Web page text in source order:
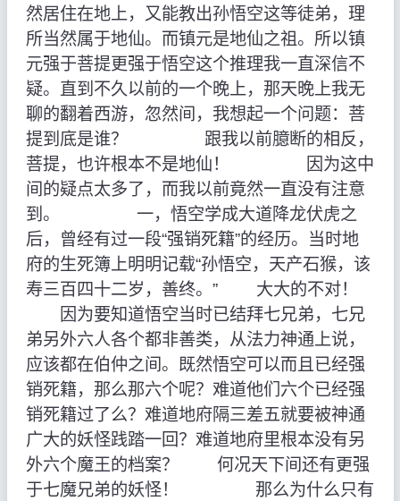
然居住在地上，又能教出孙悟空这等徒弟，理
所当然属于地仙。而镇元是地仙之祖。所以镇
元强于菩提更强于悟空这个推理我一直深信不
疑。直到不久以前的一个晚上，那天晚上我无
聊的翻着西游，忽然间，我想起一个问题：菩
提到底是谁？ 跟我以前臆断的相反，
菩提，也许根本不是地仙！ 因为这中
间的疑点太多了，而我以前竟然一直没有注意
到。 一，悟空学成大道降龙伏虎之
后，曾经有过一段“强销死籍”的经历。当时地
府的生死簿上明明记载“孙悟空，天产石猴，该
寿三百四十二岁，善终。” 大大的不对！
因为要知道悟空当时已结拜七兄弟，七兄
弟另外六人各个都非善类，从法力神通上说，
应该都在伯仲之间。既然悟空可以而且已经强
销死籍，那么那六个呢？难道他们六个已经强
销死籍过了么？难道地府隔三差五就要被神通
广大的妖怪践踏一回？难道地府里根本没有另
外六个魔王的档案？ 何况天下间还有更强
于七魔兄弟的妖怪！ 那么为什么只有